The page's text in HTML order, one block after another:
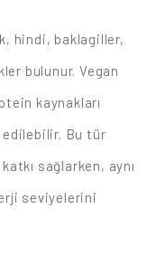
hindi, baklagiller,
bulunur. Vegan
kaynakları
Bu tür
sağlarken, aynı
seviyelerini